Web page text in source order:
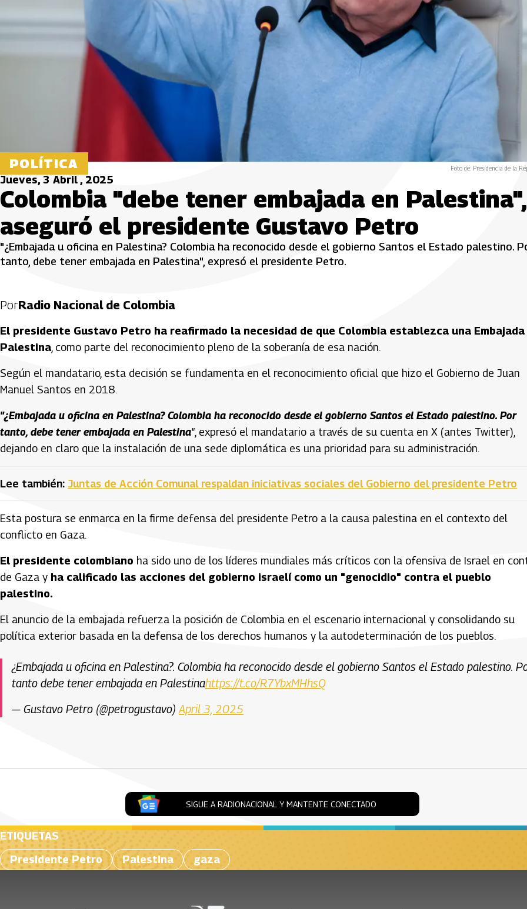
POLÍTICA Foto de: Presidencia de la
Jueves, 3 Abril , 2025
Colombia "debe tener embajada en Palestina",
aseguró el presidente Gustavo Petro
"¿Embajada u oficina en Palestina? Colombia ha reconocido desde el gobierno Santos el Estado palestino.
tanto, debe tener embajada en Palestina", expresó el presidente Petro.
PorRadio Nacional de Colombia
El presidente Gustavo Petro ha reafirmado la necesidad de que Colombia establezca una Embajada
Palestina , como parte del reconocimiento pleno de la soberanía de esa nación.
Según el mandatario, esta decisión se fundamenta en el reconocimiento oficial que hizo el Gobierno de Juan
Manuel Santos en 2018.
"¿Embajada u oficina en Palestina? Colombia ha reconocido desde el gobierno Santos el Estado palestino. Por
tanto, debe tener embajada en Palestina" , expresó el mandatario a través de su cuenta en X (antes Twitter),
dejando en claro que la instalación de una sede diplomática es una prioridad para su administración.
Lee también: Juntas de Acción Comunal respaldan iniciativas sociales del Gobierno del presidente Petro
Esta postura se enmarca en la firme defensa del presidente Petro a la causa palestina en el contexto del
conflicto en Gaza.
El presidente colombiano ha sido uno de los líderes mundiales más críticos con la ofensiva de Israel en
de Gaza y ha calificado las acciones del gobierno israelí como un "genocidio" contra el pueblo
palestino.
El anuncio de la embajada refuerza la posición de Colombia en el escenario internacional y consolidando su
política exterior basada en la defensa de los derechos humanos y la autodeterminación de los pueblos.
¿Embajada u oficina en Palestina?. Colombia ha reconocido desde el gobierno Santos el Estado palestino.
tanto debe tener embajada en Palestinahttps://t.co/R7YbxMHhsQ
— Gustavo Petro (@petrogustavo)April 3, 2025
SIGUE A RADIONACIONAL Y MANTENTE CONECTADO
ETIQUETAS
Presidente Petro
Palestina gaza